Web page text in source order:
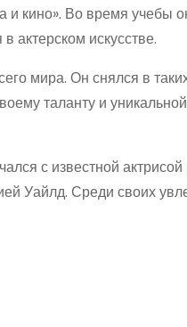
и кино». Во время учебы
актерском искусстве.
мира. Он снялся в
таланту и
с известной
Уайлд. Среди своих